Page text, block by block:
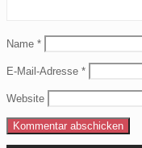
Name *
E-Mail-Adresse *
Website